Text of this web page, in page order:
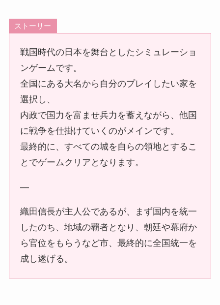
ストーリー
戦国時代の日本を舞台としたシミュレーショ
ンゲームです。
全国にある大名から自分のプレイしたい家を
選択し、
内政で国力を富ませ兵力を蓄えながら、他国
に戦争を仕掛けていくのがメインです。
最終的に、すべての城を自らの領地とするこ
とでゲームクリアとなります。
—
織田信長が主人公であるが、まず国内を統一
したのち、地域の覇者となり、朝廷や幕府か
ら官位をもらうなど市、最終的に全国統一を
成し遂げる。